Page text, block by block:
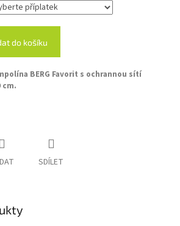
do košíku
BERG Favorit s ochrannou sítí
cm.
SDÍLET